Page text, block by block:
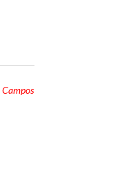
Campos